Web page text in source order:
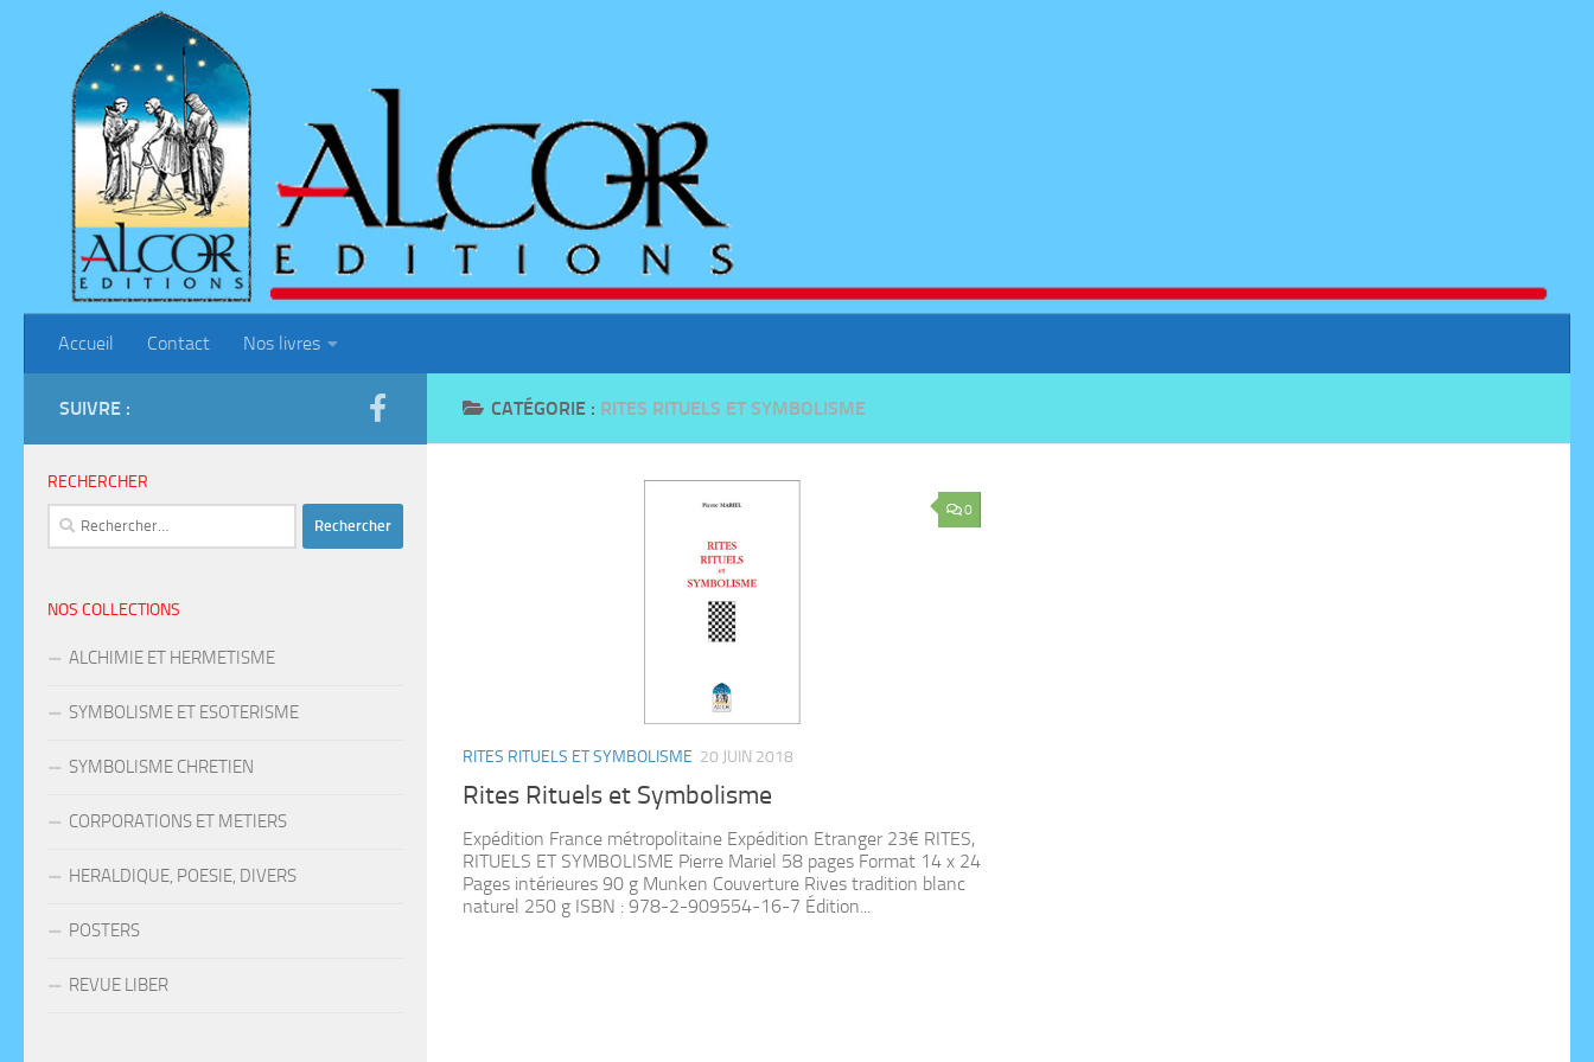
Skip to content
Accueil Contact Nos livres
CATÉGORIE : RITES RITUELS ET SYMBOLISME
0
RITES RITUELS ET SYMBOLISME 20 JUIN 2018
Rites Rituels et Symbolisme
Expédition France métropolitaine Expédition Etranger 23€ RITES,
RITUELS ET SYMBOLISME Pierre Mariel 58 pages Format 14 x 24
Pages intérieures 90 g Munken Couverture Rives tradition blanc
naturel 250 g ISBN : 978-2-909554-16-7 Édition...
SUIVRE :
RECHERCHER
Rechercher :
NOS COLLECTIONS
ALCHIMIE ET HERMETISME
SYMBOLISME ET ESOTERISME
SYMBOLISME CHRETIEN
CORPORATIONS ET METIERS
HERALDIQUE, POESIE, DIVERS
POSTERS
REVUE LIBER